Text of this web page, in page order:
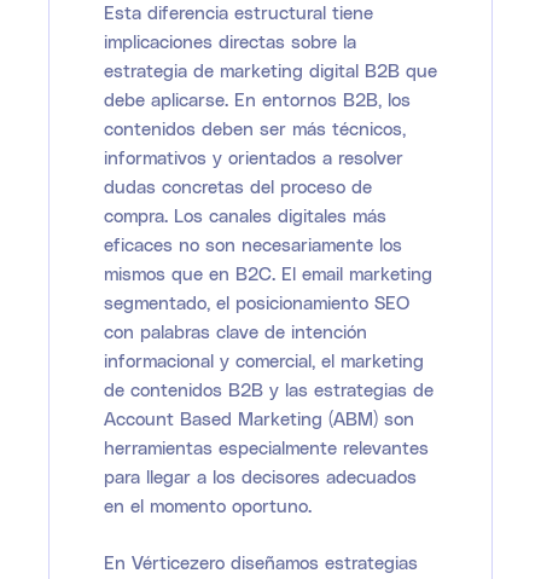
Esta diferencia estructural tiene
implicaciones directas sobre la
estrategia de marketing digital B2B que
debe aplicarse. En entornos B2B, los
contenidos deben ser más técnicos,
informativos y orientados a resolver
dudas concretas del proceso de
compra. Los canales digitales más
eficaces no son necesariamente los
mismos que en B2C. El email marketing
segmentado, el posicionamiento SEO
con palabras clave de intención
informacional y comercial, el marketing
de contenidos B2B y las estrategias de
Account Based Marketing (ABM) son
herramientas especialmente relevantes
para llegar a los decisores adecuados
en el momento oportuno.
En Vérticezero diseñamos estrategias